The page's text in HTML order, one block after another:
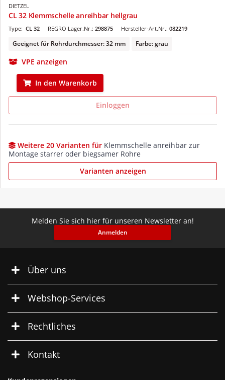
DIETZEL
CL 32 Klemmschelle anreihbar hellgrau
REGRO Lager.Nr.: 298875
Type: CL 32 Hersteller-Art.Nr.: 082219
Geeignet für Rohrdurchmesser: 32 mm Farbe: grau
VPE anzeigen
In den Warenkorb
Einloggen
Weitere 20 Varianten für Klemmschelle anreihbar zur
Montage starrer oder biegsamer Rohre
Varianten anzeigen
Melden Sie sich hier für unseren Newsletter an!
Anmelden
Über uns
Webshop-Services
Rechtliches
Kontakt